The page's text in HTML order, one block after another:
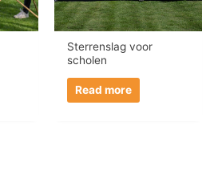
Sterrenslag voor
scholen
Read more